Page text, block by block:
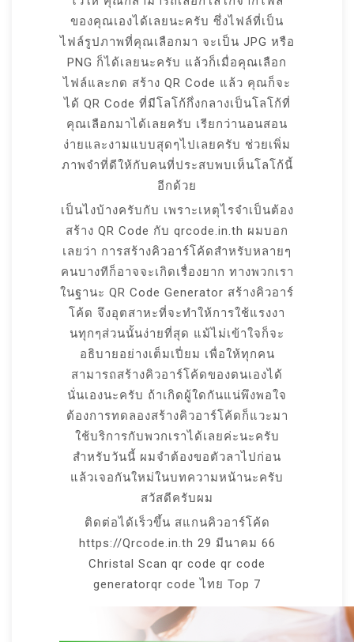
ของคุณเองได้เลยนะครับ ซึ่งไฟล์ที่เป็น
ไฟล์รูปภาพที่คุณเลือกมา จะเป็น JPG หรือ
PNG ก็ได้เลยนะครับ แล้วก็เมื่อคุณเลือก
ไฟล์และกด สร้าง QR Code แล้ว คุณก็จะ
ได้ QR Code ที่มีโลโก้กึ่งกลางเป็นโลโก้ที่
คุณเลือกมาได้เลยครับ เรียกว่านอนสอน
ง่ายและงามแบบสุดๆไปเลยครับ ช่วยเพิ่ม
ภาพจำที่ดีให้กับคนที่ประสบพบเห็นโลโก้นี้
อีกด้วย
เป็นไงบ้างครับกับ เพราะเหตุไรจำเป็นต้อง
สร้าง QR Code กับ qrcode.in.th ผมบอก
เลยว่า การสร้างคิวอาร์โค้ดสำหรับหลายๆ
คนบางทีก็อาจจะเกิดเรื่องยาก ทางพวกเรา
ในฐานะ QR Code Generator สร้างคิวอาร์
โค้ด จึงอุตสาหะที่จะทำให้การใช้แรงงา
นทุกๆส่วนนั้นง่ายที่สุด แม้ไม่เข้าใจก็จะ
อธิบายอย่างเต็มเปี่ยม เพื่อให้ทุกคน
สามารถสร้างคิวอาร์โค้ดของตนเองได้
นั่นเองนะครับ ถ้าเกิดผู้ใดกันแน่พึงพอใจ
ต้องการทดลองสร้างคิวอาร์โค้ดก็แวะมา
ใช้บริการกับพวกเราได้เลยค่ะนะครับ
สำหรับวันนี้ ผมจำต้องขอตัวลาไปก่อน
แล้วเจอกันใหม่ในบทความหน้านะครับ
สวัสดีครับผม
ติดต่อได้เร็วขึ้น สแกนคิวอาร์โค้ด
https://Qrcode.in.th 29 มีนาคม 66
Christal Scan qr code qr code
generatorqr code ไทย Top 7